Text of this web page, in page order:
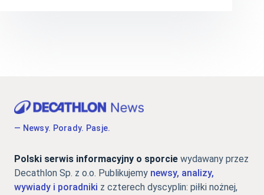
— Newsy. Porady. Pasje.
Polski serwis informacyjny o sporcie wydawany przez
Decathlon Sp. z o.o. Publikujemy newsy, analizy,
wywiady i poradniki z czterech dyscyplin: piłki nożnej,